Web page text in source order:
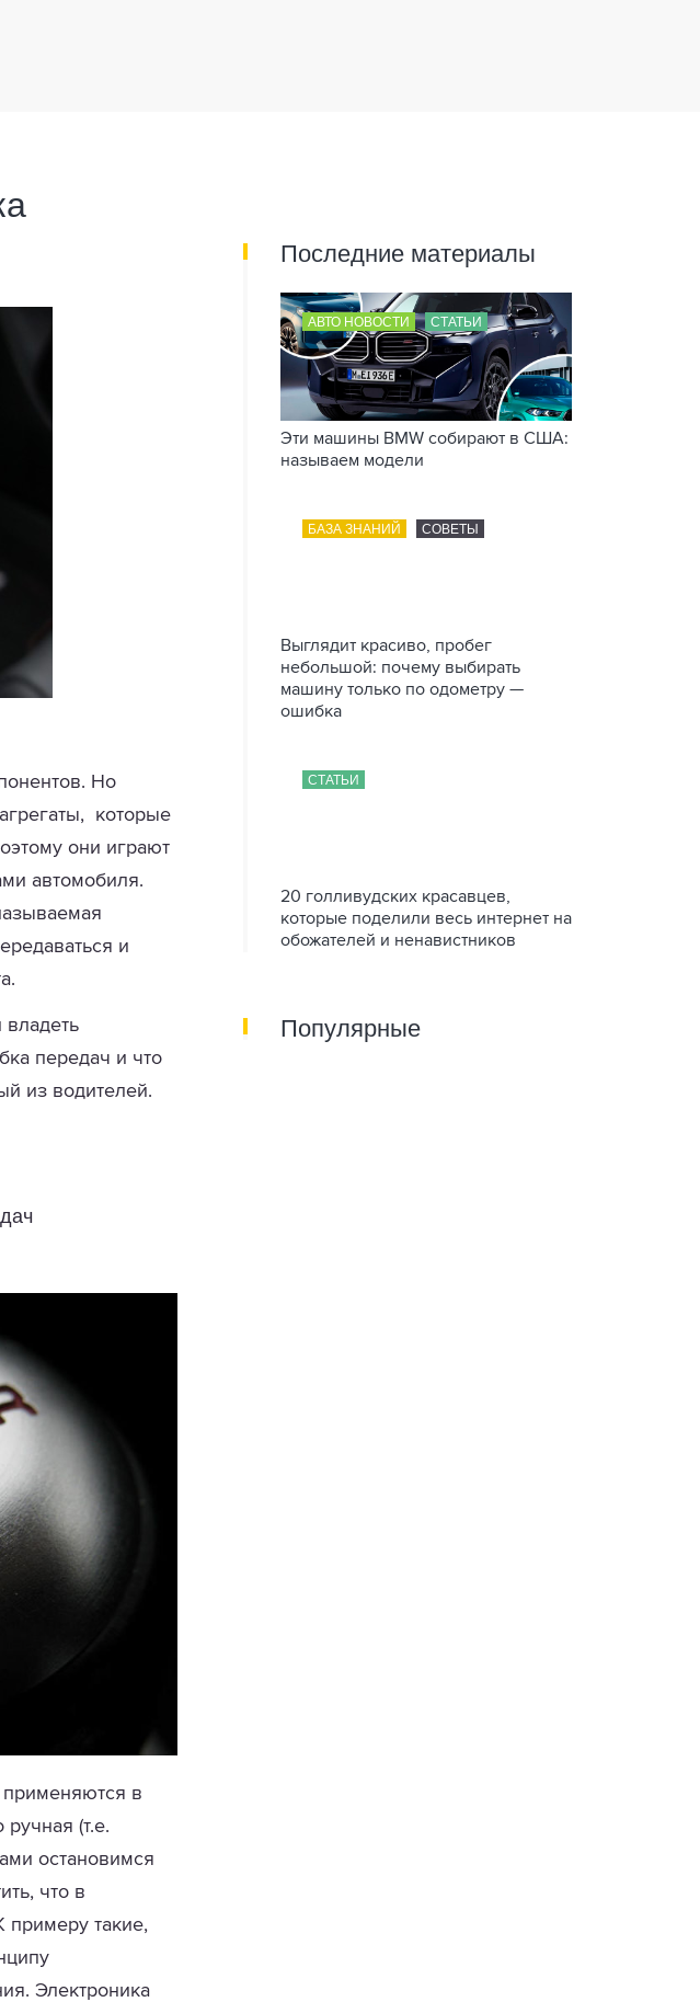
Но
которые
они играют
автомобиля.
и
передач и что
из водителей.
применяются в
(т.е.
остановимся
что в
примеру такие,
Электроника
Последние материалы
АВТО НОВОСТИ СТАТЬИ
Эти машины BMW собирают в США:
называем модели
БАЗА ЗНАНИЙ СОВЕТЫ
Выглядит красиво, пробег
небольшой: почему выбирать
машину только по одометру —
ошибка
СТАТЬИ
20 голливудских красавцев,
которые поделили весь интернет на
обожателей и ненавистников
Популярные